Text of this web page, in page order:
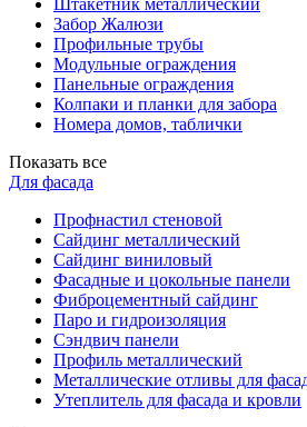
Штакетник металлический
Забор Жалюзи
Профильные трубы
Модульные ограждения
Панельные ограждения
Колпаки и планки для забора
Номера домов, таблички
Показать все
Для фасада
Профнастил стеновой
Сайдинг металлический
Сайдинг виниловый
Фасадные и цокольные панели
Фиброцементный сайдинг
Паро и гидроизоляция
Сэндвич панели
Профиль металлический
Металлические отливы для
Утеплитель для фасада и кровли